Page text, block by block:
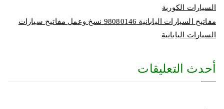
السيارات الكورية
مفاتيح السيارات اليابانية 98080146‬ نسخ وعمل مفاتيح سيارات
السيارات اليابانية
أحدث التعليقات